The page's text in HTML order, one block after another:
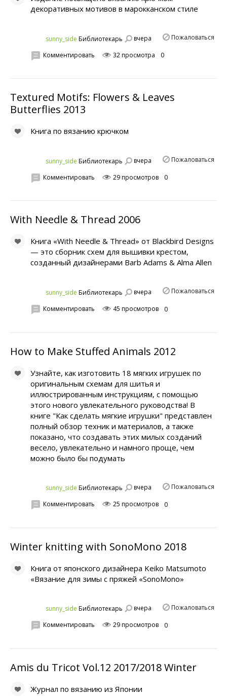
декоративных мотивов в марокканском стиле
sunny_side Библиотекарь вчера Пожаловаться
Комментировать 32 просмотра 0
Textured Motifs: Flowers & Leaves
Butterflies 2013
Книга по вязанию крючком
sunny_side Библиотекарь вчера Пожаловаться
Комментировать 29 просмотров 0
With Needle & Thread 2006
Книга «With Needle & Thread» от Blackbird Designs
— это сборник схем для вышивки крестом,
созданный дизайнерами Barb Adams & Alma Allen
sunny_side Библиотекарь вчера Пожаловаться
Комментировать 45 просмотров 0
How to Make Stuffed Animals 2012
Узнайте, как изготовить 18 мягких игрушек по
оригинальным схемам для шитья и
иллюстрированным инструкциям, с помощью
этого нового увлекательного руководства! В
книге "Как сделать мягкие игрушки" представлен
полный обзор техник и материалов, а также
показано, что создавать этих милых созданий
весело, увлекательно и намного проще, чем
можно было бы подумать
sunny_side Библиотекарь вчера Пожаловаться
Комментировать 25 просмотров 0
Winter knitting with SonoMono 2018
Книга от японского дизайнера Keiko Matsumoto
«Вязание для зимы с пряжей «SonoMono»
sunny_side Библиотекарь вчера Пожаловаться
Комментировать 29 просмотров 0
Amis du Tricot Vol.12 2017/2018 Winter
Журнал по вязанию из Японии